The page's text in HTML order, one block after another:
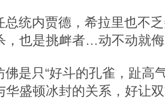
总统内贾德，希拉里也不
，也是挑衅者…动不动就
是只“好斗的孔雀，趾高
华盛顿冰封的关系，好让